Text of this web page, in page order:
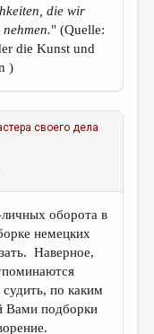
die wir
" (Quelle:
die Kunst und
)
своего дела
оборота в
немецких
Наверное,
по каким
Вами подборки